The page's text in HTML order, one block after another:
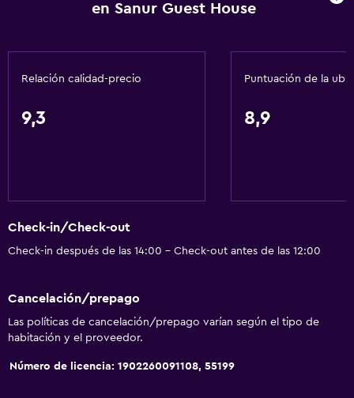
en Sanur Guest House
Relación calidad-precio
9,3
Puntuación de la
8,9
Check-in/Check-out
Check-in después de las 14:00 - Check-out antes de las 12:00
Cancelación/prepago
Las políticas de cancelación/prepago varían según el tipo de
habitación y el proveedor.
Número de licencia: 1902260091108, 55199